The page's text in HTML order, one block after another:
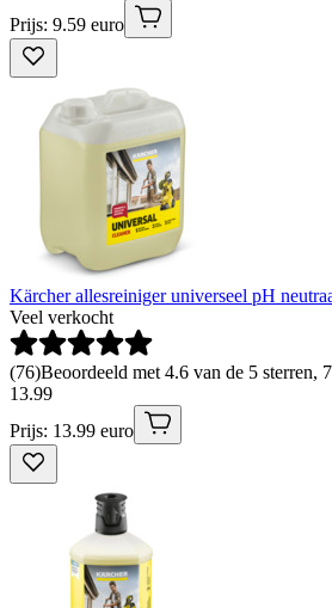
Prijs: 9.59 euro
Kärcher allesreiniger universeel pH
Veel verkocht
(76)Beoordeeld met 4.6 van de 5 sterren,
13.99
Prijs: 13.99 euro